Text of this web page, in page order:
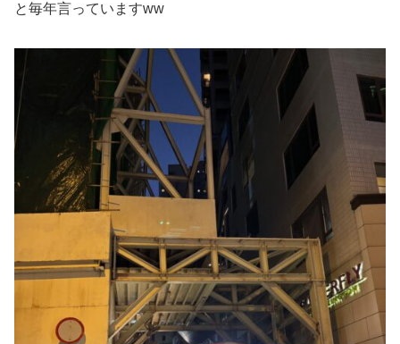
と毎年言っていますww